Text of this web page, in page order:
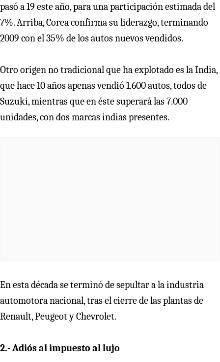
pasó a 19 este año, para una participación estimada del
7%. Arriba, Corea confirma su liderazgo, terminando
2009 con el 35% de los autos nuevos vendidos.
Otro origen no tradicional que ha explotado es la India,
que hace 10 años apenas vendió 1.600 autos, todos de
Suzuki, mientras que en éste superará las 7.000
unidades, con dos marcas indias presentes.
En esta década se terminó de sepultar a la industria
automotora nacional, tras el cierre de las plantas de
Renault, Peugeot y Chevrolet.
2.- Adiós al impuesto al lujo